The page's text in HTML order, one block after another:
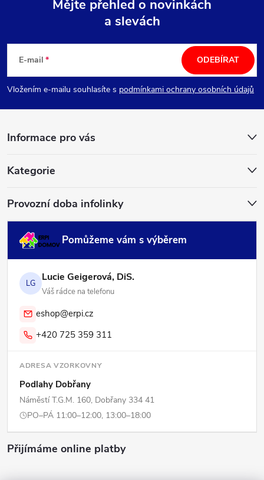
p
a
Mějte přehled o novinkách
a slevách
E-mail
Vložením e-mailu souhlasíte s podmínkami ochrany osobních údajů
ODEBÍRAT
Informace pro vás
Kategorie
Provozní doba infolinky
Pomůžeme vám s výběrem
LG Lucie Geigerová, DiS.
Váš rádce na telefonu
eshop@erpi.cz
+420 725 359 311
ADRESA VZORKOVNY
Podlahy Dobřany
Náměstí T.G.M. 160, Dobřany 334 41
PO–PÁ 11:00–12:00, 13:00–18:00
Přijímáme online platby